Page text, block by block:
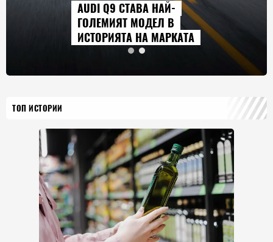
AUDI Q9 СТАВА НАЙ-
ГОЛЕМИЯТ МОДЕЛ В
ИСТОРИЯТА НА МАРКАТА
ТОП ИСТОРИИ